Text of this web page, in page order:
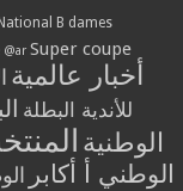
National B dames
Super coupe
أخبار عالمية
للأندية البطلة
الوطنية
الوطني أ أكابر